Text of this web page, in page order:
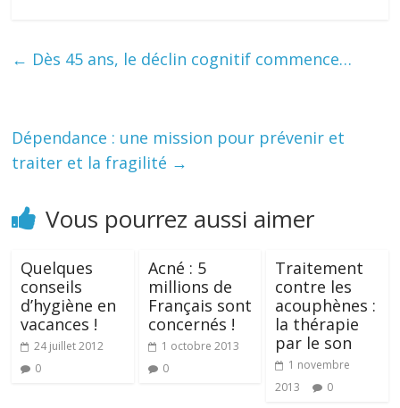
← Dès 45 ans, le déclin cognitif commence…
Dépendance : une mission pour prévenir et
traiter et la fragilité →
Vous pourrez aussi aimer
Quelques
conseils
d’hygiène en
vacances !
24 juillet 2012
0
Acné : 5
millions de
Français sont
concernés !
1 octobre 2013
0
Traitement
contre les
acouphènes :
la thérapie
par le son
1 novembre
2013
0